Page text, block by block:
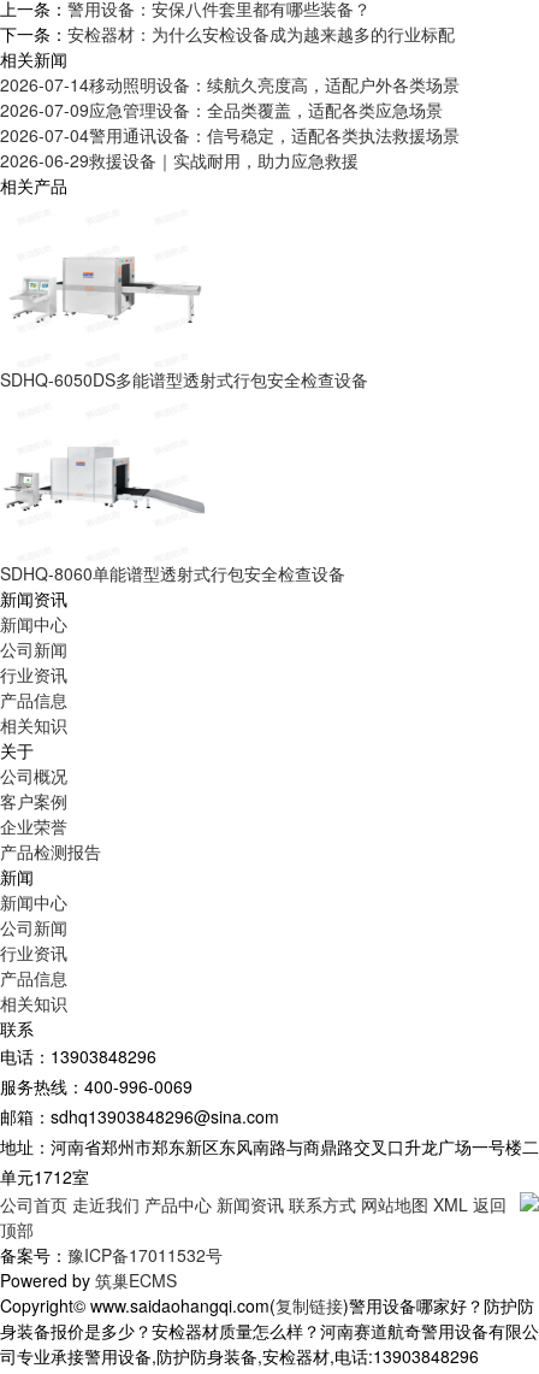
上一条： 警用设备：安保八件套里都有哪些装备？
下一条： 安检器材：为什么安检设备成为越来越多的行业标配
相关新闻
2026-07-14移动照明设备：续航久亮度高，适配户外各类场景
2026-07-09应急管理设备：全品类覆盖，适配各类应急场景
2026-07-04警用通讯设备：信号稳定，适配各类执法救援场景
2026-06-29救援设备｜实战耐用，助力应急救援
相关产品
SDHQ-6050DS多能谱型透射式行包安全检查设备
SDHQ-8060单能谱型透射式行包安全检查设备
新闻资讯
新闻中心
公司新闻
行业资讯
产品信息
相关知识
关于
公司概况
客户案例
企业荣誉
产品检测报告
新闻
新闻中心
公司新闻
行业资讯
产品信息
相关知识
联系
电话：13903848296
服务热线：400-996-0069
邮箱：sdhq13903848296@sina.com
地址：河南省郑州市郑东新区东风南路与商鼎路交叉口升龙广场一号楼二
单元1712室
公司首页 走近我们 产品中心 新闻资讯 联系方式 网站地图 XML 返回
顶部
备案号： 豫ICP备17011532号
Powered by 筑巢ECMS
Copyright© www.saidaohangqi.com(复制链接)警用设备哪家好？防护防
身装备报价是多少？安检器材质量怎么样？河南赛道航奇警用设备有限公
司专业承接警用设备,防护防身装备,安检器材,电话:13903848296